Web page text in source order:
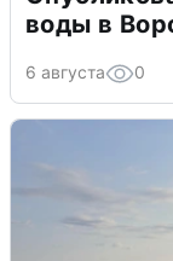
воды в
6 августа 0